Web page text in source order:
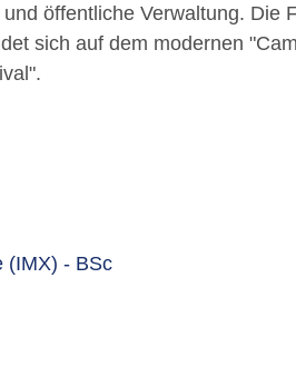
öffentliche Verwaltung. Die
sich auf dem modernen
(IMX) - BSc